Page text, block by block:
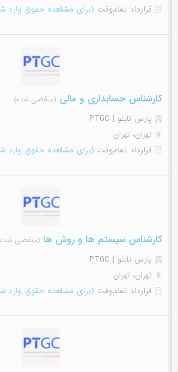
قرارداد تمام‌وقت (برای مشاهده حقوق وارد
کارشناس حسابداری و مالی (منقضی شده)
پارس تابلو | PTGC
تهران، تهران
قرارداد تمام‌وقت (برای مشاهده حقوق وارد
کارشناس سیستم ها و روش ها (منقضی
پارس تابلو | PTGC
تهران، تهران
قرارداد تمام‌وقت (برای مشاهده حقوق وارد